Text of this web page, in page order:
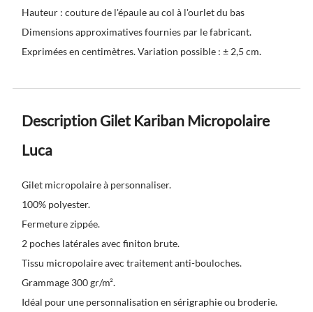
Hauteur : couture de l'épaule au col à l'ourlet du bas
Dimensions approximatives fournies par le fabricant.
Exprimées en centimètres. Variation possible : ± 2,5 cm.
Description Gilet Kariban Micropolaire
Luca
Gilet micropolaire à personnaliser.
100% polyester.
Fermeture zippée.
2 poches latérales avec finiton brute.
Tissu micropolaire avec traitement anti-bouloches.
Grammage 300 gr/m².
Idéal pour une personnalisation en sérigraphie ou broderie.